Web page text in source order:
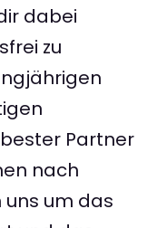
dabei
zu
Partner
nach
uns um das